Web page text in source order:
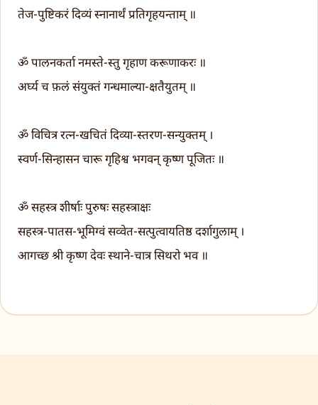
तेज-पुष्टिकरं दिव्यं स्नानार्थं प्रतिगृहयन्ताम् ॥
ॐ पालनकर्ता नमस्ते-स्तु गृहाण करूणाकरः ॥
अर्घ्य च फ़लं संयुक्तं गन्धमाल्या-क्षतैयुतम् ॥
ॐ विचित्र रत्न-खचितं दिव्या-स्तरण-सन्युक्तम् ।
स्वर्ण-सिन्हासन चारू गृहिश्व भगवन् कृष्ण पूजितः ॥
ॐ सहस्त्र शीर्षाः पुरुषः सहस्त्राक्षः
सहस्त्र-पातस-भूमिग्वं सव्वेत-सत्पुत्वायतिष्ठ दर्शागुलाम् ।
आगच्छ श्री कृष्ण देवः स्थाने-चात्र सिथरो भव ॥